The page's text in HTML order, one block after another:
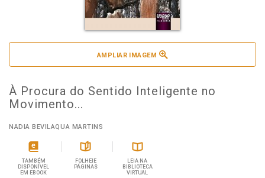
AMPLIAR IMAGEM
À Procura do Sentido Inteligente no
Movimento...
NADIA BEVILAQUA MARTINS
TAMBÉM
DISPONÍVEL
EM EBOOK
FOLHEIE
PÁGINAS
LEIA NA
BIBLIOTECA
VIRTUAL